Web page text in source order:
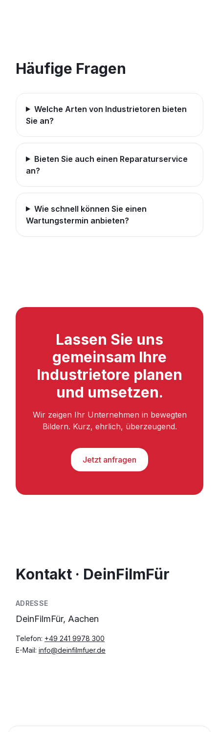
Häufige Fragen
Welche Arten von Industrietoren bieten
Sie an?
Bieten Sie auch einen Reparaturservice
an?
Wie schnell können Sie einen
Wartungstermin anbieten?
Lassen Sie uns
gemeinsam Ihre
Industrietore planen
und umsetzen.
Wir zeigen Ihr Unternehmen in bewegten
Bildern. Kurz, ehrlich, überzeugend.
Jetzt anfragen
Kontakt · DeinFilmFür
ADRESSE
DeinFilmFür, Aachen
Telefon: +49 241 9978 300
E-Mail: info@deinfilmfuer.de